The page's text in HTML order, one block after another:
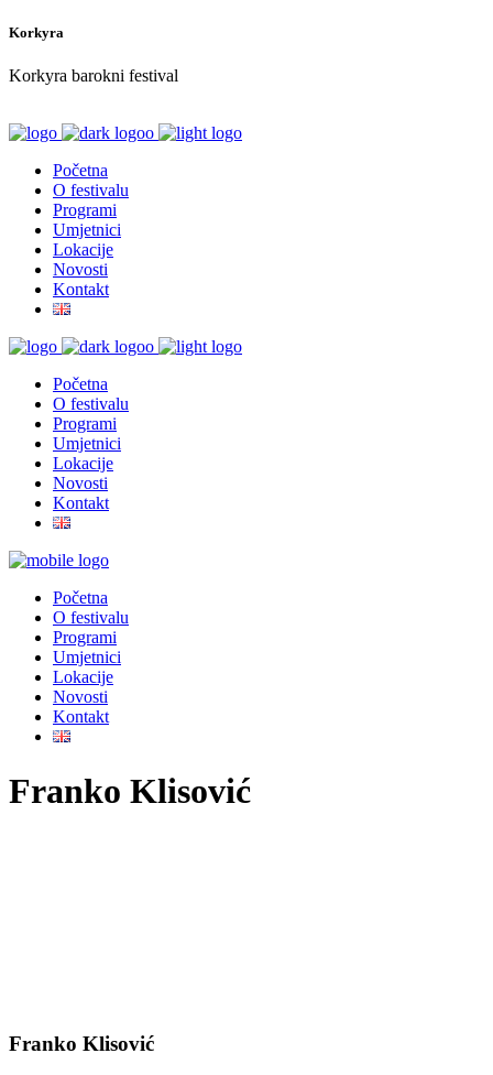
Korkyra
Korkyra barokni festival
Početna
O festivalu
Programi
Umjetnici
Lokacije
Novosti
Kontakt
Početna
O festivalu
Programi
Umjetnici
Lokacije
Novosti
Kontakt
Početna
O festivalu
Programi
Umjetnici
Lokacije
Novosti
Kontakt
Franko Klisović
Franko Klisović